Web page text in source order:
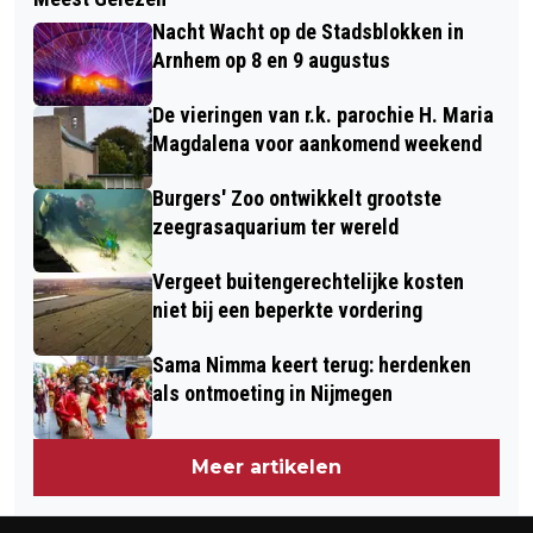
HUISDIER VAN DE WEEK KONIJN LOVIE
Nacht Wacht op de Stadsblokken in
Arnhem op 8 en 9 augustus
De vieringen van r.k. parochie H. Maria
Magdalena voor aankomend weekend
Burgers' Zoo ontwikkelt grootste
zeegrasaquarium ter wereld
Vergeet buitengerechtelijke kosten
niet bij een beperkte vordering
Sama Nimma keert terug: herdenken
als ontmoeting in Nijmegen
Meer artikelen